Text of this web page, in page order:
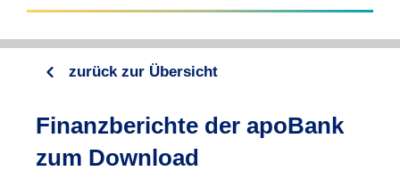
zurück zur Übersicht
Finanzberichte der apoBank
zum Download